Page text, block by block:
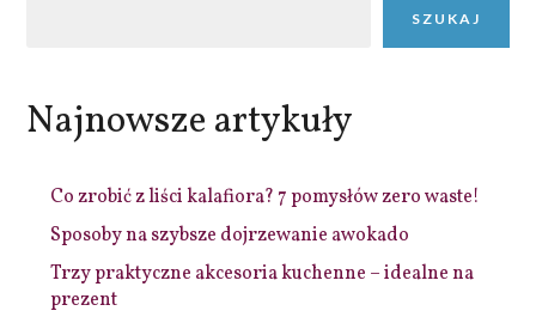
SZUKAJ
Najnowsze artykuły
Co zrobić z liści kalafiora? 7 pomysłów zero waste!
Sposoby na szybsze dojrzewanie awokado
Trzy praktyczne akcesoria kuchenne – idealne na
prezent